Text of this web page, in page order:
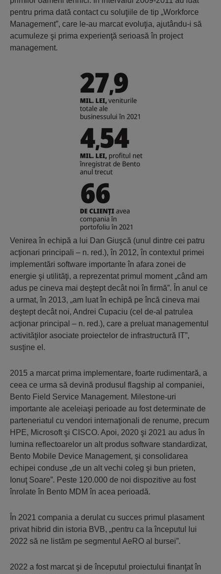
pentru prima dată contact cu soluţiile de tip „Workforce
Management”, care le-au marcat evoluţia, ajutându-i să
acumuleze şi prima experienţă serioasă în project
management.
Venirea în echipă a lui Dan Giuşcă (unul dintre cei patru
acţionari principali – n. red.), în 2012, în contextul primei
implementări software importante în afara zonei de
energie şi utilităţi, a reprezentat primul moment „când am
adus pe cineva mai deştept decât noi în firmă”. În anul ce
a urmat, în 2013, „am luat în echipă pe încă cineva mai
deştept decât noi, Andrei Cupaciu (cel de-al patrulea
acţionar principal – n. red.), care a preluat managementul
activităţilor asociate proiectelor de infrastructură IT”,
susţine el.
2015 a marcat prima implementare, foarte rudimentară, a
ceea ce urma să devină produsul flagship al companiei,
Bento Field Service Management. Milestone-uri
importante ale aceleiaşi perioade au fost determinate de
parteneriatul cu vendori internaţionali de renume, precum
HPE, Microsoft şi CISCO. Apoi, 2020 şi 2021 au adus în
lumina reflectoarelor un alt produs software standardizat,
Bento Mobile Device Management, şi consolidarea
echipei conduse „de un alt vechi coleg şi bun prieten,
Ionuţ Soare”. Peste 120.000 de noi dispozitive au fost
înrolate în Bento MDM în acea perioadă.
În 2021 compania a derulat cu succes primul plasament
privat hibrid din istoria BVB, „pentru ca la începutul lui
2022 să ne listăm pe segmentul AeRO al bursei”.
2022 a fost marcat şi de începutul proiectului finanţat în